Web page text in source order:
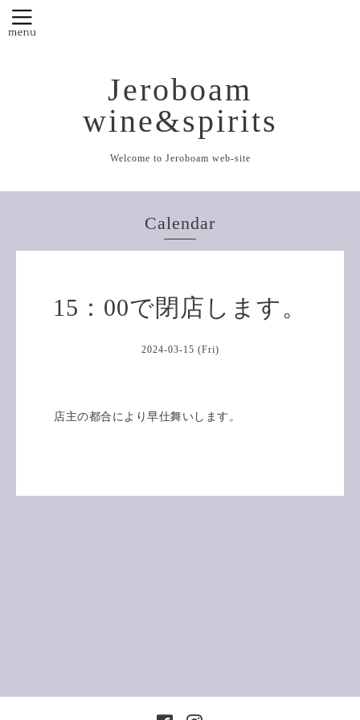
Jeroboam
wine&spirits
Welcome to Jeroboam web-site
Calendar
15：00で閉店します。
2024-03-15 (Fri)
店主の都合により早仕舞いします。